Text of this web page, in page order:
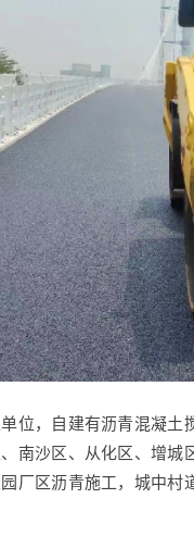
位，自建有沥青混凝
南沙区、从化区、增
厂区沥青施工，城中